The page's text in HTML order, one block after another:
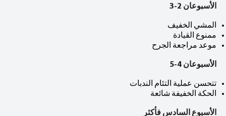
الأسبوعان 2-3
المشي الخفيف
ممنوع القيادة
موعد مراجعة الجرح
الأسبوعان 4-5
تتحسن عملية التئام الندبات
الحكة الخفيفة شائعة
الأسبوع السادس فأكثر